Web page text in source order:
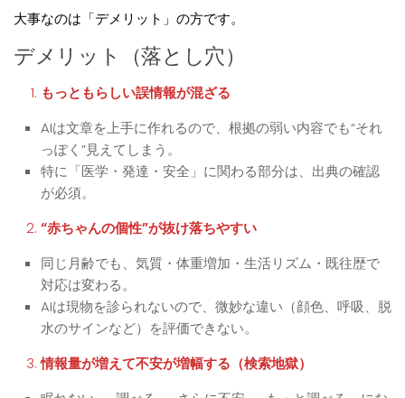
大事なのは「デメリット」の方です。
デメリット（落とし穴）
もっともらしい誤情報が混ざる
AIは文章を上手に作れるので、根拠の弱い内容でも“それ
っぽく”見えてしまう。
特に「医学・発達・安全」に関わる部分は、出典の確認
が必須。
“赤ちゃんの個性”が抜け落ちやすい
同じ月齢でも、気質・体重増加・生活リズム・既往歴で
対応は変わる。
AIは現物を診られないので、微妙な違い（顔色、呼吸、脱
水のサインなど）を評価できない。
情報量が増えて不安が増幅する（検索地獄）